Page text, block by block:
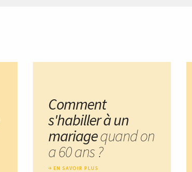
Comment
s'habiller à un
mariagequand on
a 60 ans ?
EN SAVOIR PLUS